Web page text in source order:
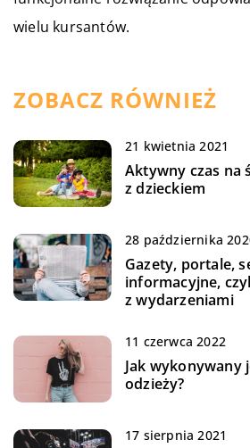
wielu kursantów.
ZOBACZ RÓWNIEŻ
21 kwietnia 2021
Aktywny czas na
z dzieckiem
28 października
Gazety, portale,
informacyjne,
z wydarzeniami
11 czerwca 2022
Jak wykonywany
odzieży?
17 sierpnia 2021